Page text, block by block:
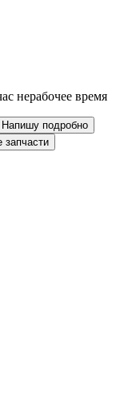
нерабочее время
Напишу подробно
запчасти